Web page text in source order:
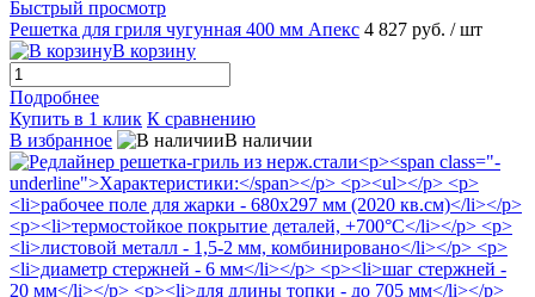
Быстрый просмотр
Решетка для гриля чугунная 400 мм Апекс 4 827 руб. / шт
В корзину
Подробнее
Купить в 1 клик К сравнению
В избранное
В наличии